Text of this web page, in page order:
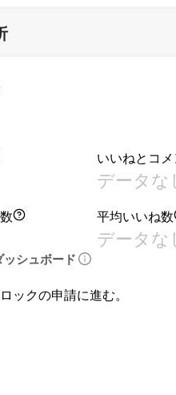
いいねとコ
データな
平均いいね数
データな
シュボード
ックの申請に進む。